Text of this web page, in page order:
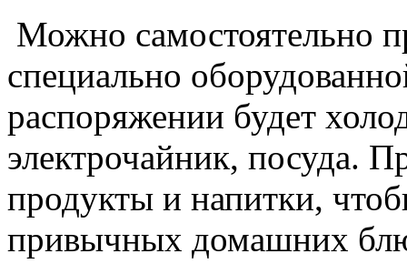
Можно самостоятельно
специально
распоряжении будет
электрочайник, посуда.
продукты и напитки,
привычных домашних